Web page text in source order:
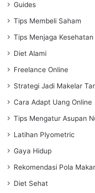
Guides
Tips Membeli Saham
Tips Menjaga
Diet Alami
Freelance Online
Strategi Jadi Makelar
Cara Adapt Uang Online
Tips Mengatur Asupan
Latihan Plyometric
Gaya Hidup
Rekomendasi Pola
Diet Sehat